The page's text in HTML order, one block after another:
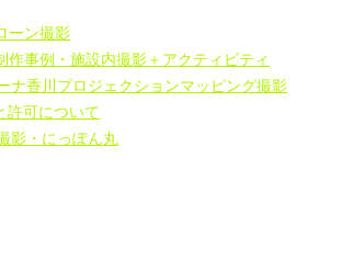
ーン撮影
作事例・施設内撮影＋アクティビティ
ナ香川プロジェクションマッピング撮影
許可について
影・にっぽん丸